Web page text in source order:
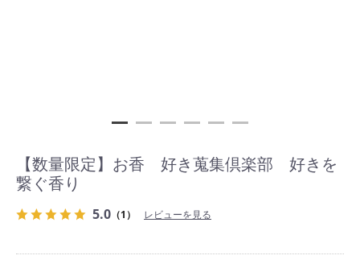
【数量限定】お香 好き蒐集倶楽部 好きを
繋ぐ香り
5.0 （1） レビューを見る